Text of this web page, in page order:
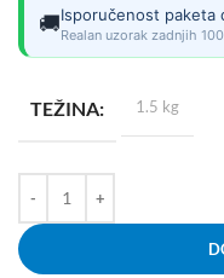
🚚Isporučenost paketa
Realan uzorak zadnjih
TEŽINA 1.5 kg